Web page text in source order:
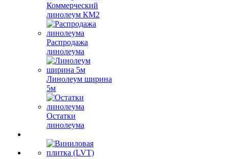
Коммерческий
линолеум КМ2
Распродажа
линолеума
Линолеум ширина
5м
Остатки
линолеума